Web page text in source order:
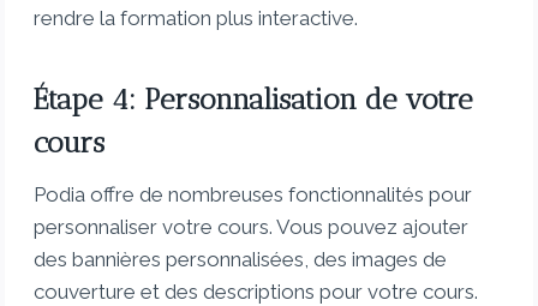
rendre la formation plus interactive.
Étape 4: Personnalisation de votre
cours
Podia offre de nombreuses fonctionnalités pour
personnaliser votre cours. Vous pouvez ajouter
des bannières personnalisées, des images de
couverture et des descriptions pour votre cours.